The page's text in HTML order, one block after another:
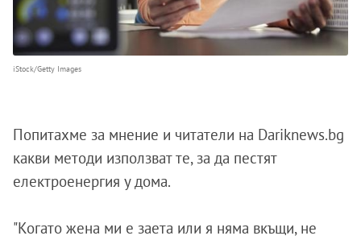
iStock/Getty Images
Попитахме за мнение и читатели на Dariknews.bg
какви методи използват те, за да пестят
електроенергия у дома.
"Когато жена ми е заета или я няма вкъщи, не